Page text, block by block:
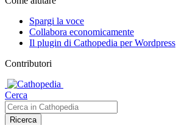
Spargi la voce
Collabora economicamente
Il plugin di Cathopedia per Wordpress
Contributori
Cerca
Ricerca